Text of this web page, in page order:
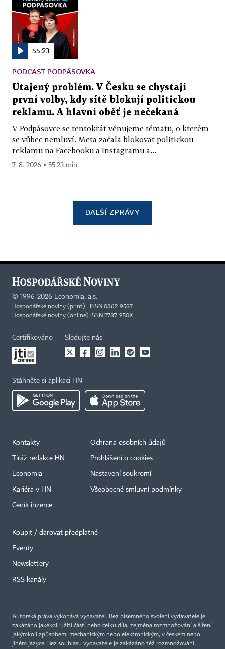
55:23
PODCAST PODPÁSOVKA
Utajený problém. V Česku se chystají
první volby, kdy sítě blokují politickou
reklamu. A hlavní oběť je nečekaná
V Podpásovce se tentokrát věnujeme tématu, o kterém
se vůbec nemluví. Meta začala blokovat politickou
reklamu na Facebooku a Instagramu a...
7. 8. 2026 ▪ 55:23 min.
DALŠÍ ZPRÁVY
© 1996-2026 Economia, a.s.
Hospodářské noviny (print) ISSN 0862-9587
Hospodářské noviny (online) ISSN 2787-950X
Certifikováno Sledujte nás
Stáhněte si aplikaci HN
Kontakty
Tiráž redakce HN
Economia
Kariéra v HN
Ceník inzerce
Ochrana osobních údajů
Prohlášení o cookies
Nastavení soukromí
Všeobecné smluvní podmínky
Koupit / darovat předplatné
Eventy
Newslettery
RSS kanály
Autorská práva vykonává vydavatel. Bez písemného svolení vydavatele je
zakázáno jakékoli užití částí nebo celku díla, zejména rozmnožování a šíření
jakýmkoli způsobem, mechanickým nebo elektronickým, v českém nebo
jiném jazyce. Bez souhlasu vydavatele je zakázáno též rozmnožování